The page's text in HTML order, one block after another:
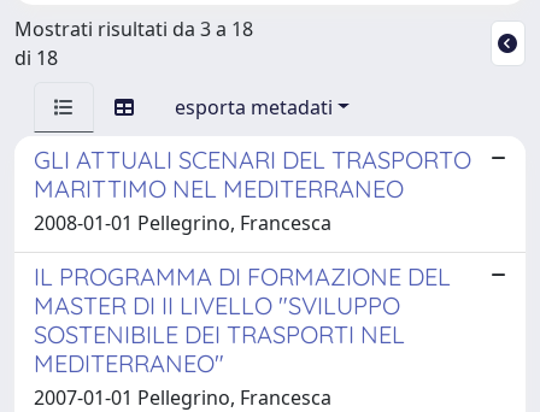
Mostrati risultati da 3 a 18
di 18
esporta metadati
GLI ATTUALI SCENARI DEL TRASPORTO
MARITTIMO NEL MEDITERRANEO
2008-01-01 Pellegrino, Francesca
IL PROGRAMMA DI FORMAZIONE DEL
MASTER DI II LIVELLO "SVILUPPO
SOSTENIBILE DEI TRASPORTI NEL
MEDITERRANEO"
2007-01-01 Pellegrino, Francesca